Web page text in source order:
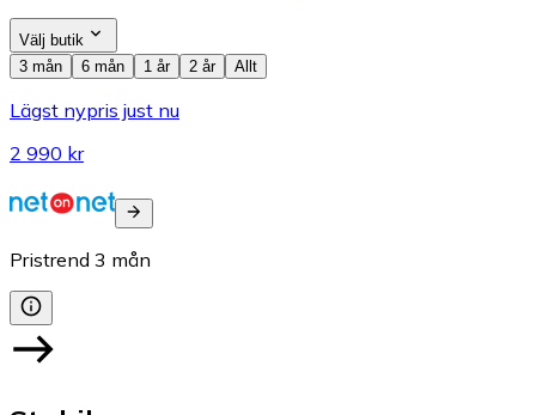
Välj butik
3 mån
6 mån 1 år 2 år Allt
Lägst nypris just nu
2 990 kr
Pristrend 3 mån